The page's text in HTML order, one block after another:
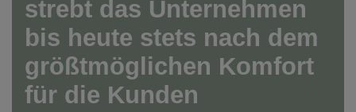
strebt das Unternehmen
bis heute stets nach dem
größtmöglichen Komfort
für die Kunden